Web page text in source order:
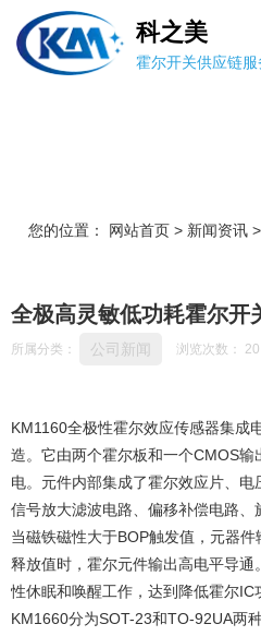
科之美
霍尔开关供应链服
您的位置： 网站首页 > 新闻资讯 >
全极高灵敏低功耗霍尔开
所属分类： 公司新闻 浏览次数： 20
KM1160全极性霍尔效应传感器集成
造。它由两个霍尔板和一个CMOS
电。元件内部集成了霍尔效应片、电
信号放大滤波电路、偏移补偿电路、
当磁铁磁性大于BOP触发值，元器
释放值时，霍尔元件输出高电平导
性休眠和唤醒工作，达到降低霍尔
KM1660分为SOT-23和TO-92UA两